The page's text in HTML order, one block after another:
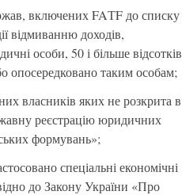
включених FAТF до списку
відмиванню доходів,
особи, 50 і більше відсотків
опосередковано таким особам;
власників яких не розкрита в
реєстрацію юридичних
формувань»;
спеціальні економічні
до Закону України «Про